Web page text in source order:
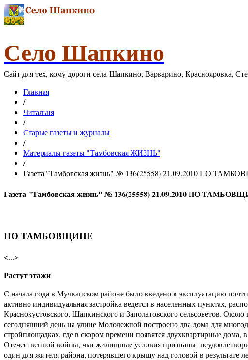
Село Шапкино
Сайт для тех, кому дороги села Шапкино, Варварино, Краснояровка,
Главная
/
Читальня
/
Старые газеты и журналы
/
Материалы газеты "Тамбовская ЖИЗНЬ"
/
Газета "Тамбовская жизнь" № 136(25558) 21.09.2010 ПО
Газета "Тамбовская жизнь" № 136(25558) 21.09.2010 ПО
ПО ТАМБОВЩИНЕ
<...>
Растут этажи
С начала года в Мучкапском районе было введено в эксплуатацию
активно индивидуальная застройка ведется в населенных пунктах,
Краснокустовского, Шапкинского и Заполатовского сельсоветов.
сегодняшний день на улице Молодежной построено два дома для
стройплощадках, где в скором времени появятся двухквартирные дома,
Отечественной войны, чьи жилищные условия признаны
один для жителя района, потерявшего крышу над головой в результате